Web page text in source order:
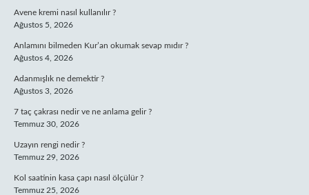
Avene kremi nasıl kullanılır ?
Ağustos 5, 2026
Anlamını bilmeden Kur’an okumak sevap mıdır ?
Ağustos 4, 2026
Adanmışlık ne demektir ?
Ağustos 3, 2026
7 taç çakrası nedir ve ne anlama gelir ?
Temmuz 30, 2026
Uzayın rengi nedir ?
Temmuz 29, 2026
Kol saatinin kasa çapı nasıl ölçülür ?
Temmuz 25, 2026